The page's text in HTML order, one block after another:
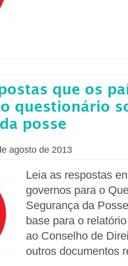
que os
questionário
posse
agosto de 2013
Leia as respostas
governos para o
Segurança da
base para o
ao Conselho de
outros documentos